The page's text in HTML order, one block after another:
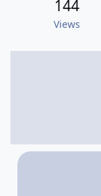
144
Views